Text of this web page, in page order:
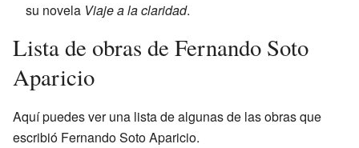
su novela Viaje a la claridad.
Lista de obras de Fernando Soto
Aparicio
Aquí puedes ver una lista de algunas de las obras que
escribió Fernando Soto Aparicio.